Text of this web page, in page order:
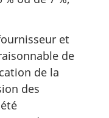
et
de
de la
des